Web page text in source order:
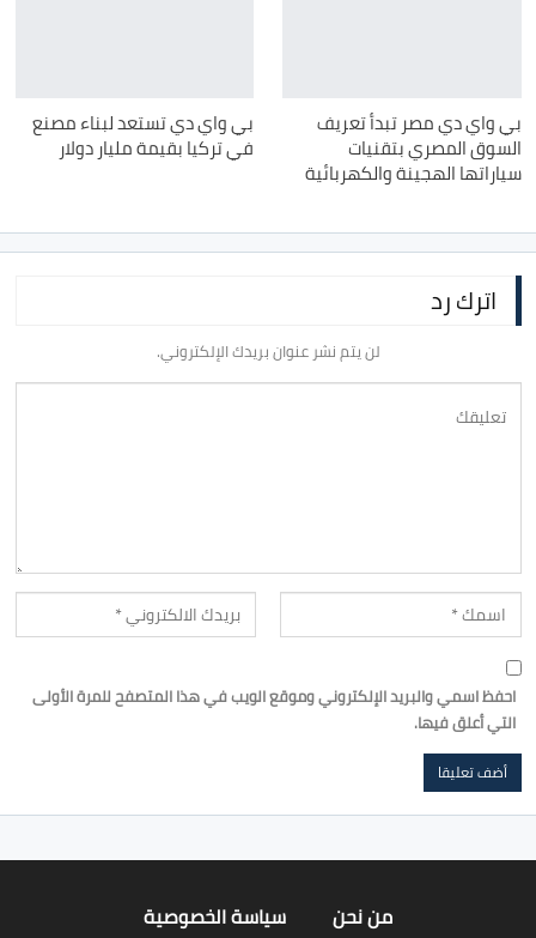
بي واي دي مصر تبدأ تعريف
السوق المصري بتقنيات
سياراتها الهجينة والكهربائية
بي واي دي تستعد لبناء مصنع
في تركيا بقيمة مليار دولار
اترك رد
لن يتم نشر عنوان بريدك الإلكتروني.
احفظ اسمي والبريد الإلكتروني وموقع الويب في هذا المتصفح للمرة الأولى
التي أعلق فيها.
من نحن سياسة الخصوصية